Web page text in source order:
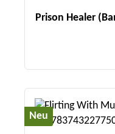
Prison Healer
Neu